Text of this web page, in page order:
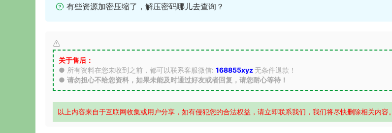
有些资源加密压缩了，解压密码哪儿去查询？
关于售后：
● 所有资料在您未收到之前，都可以联系客服微信: 168855xyz 无条件退款！
● 请勿担心不给您资料，如果未能及时通过好友或者回复，请您耐心等待！
以上内容来自于互联网收集或用户分享，如有侵犯您的合法权益，请立即联系我们，我们将尽快删除相关内容。